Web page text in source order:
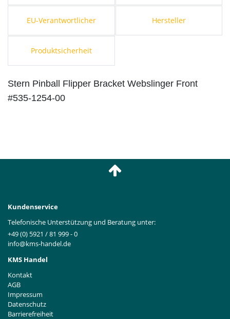
EU-Verantwortlicher Hersteller
Produktsicherheit
Stern Pinball Flipper Bracket Webslinger Front
#535-1254-00
Kundenservice
Telefonische Unterstützung und Beratung unter:
+49 (0) 5921 / 81 999 - 0
info@kms-handel.de
KMS Handel
Kontakt
AGB
Impressum
Datenschutz
Barrierefreiheit